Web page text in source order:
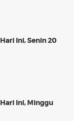
Ini, Senin 20
Ini, Minggu